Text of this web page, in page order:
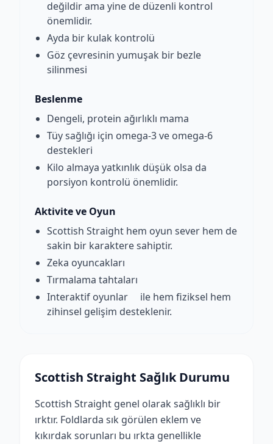
değildir ama yine de düzenli kontrol
önemlidir.
Ayda bir kulak kontrolü
Göz çevresinin yumuşak bir bezle
silinmesi
Beslenme
Dengeli, protein ağırlıklı mama
Tüy sağlığı için omega-3 ve omega-6
destekleri
Kilo almaya yatkınlık düşük olsa da
porsiyon kontrolü önemlidir.
Aktivite ve Oyun
Scottish Straight hem oyun sever hem de
sakin bir karaktere sahiptir.
Zeka oyuncakları
Tırmalama tahtaları
Interaktif oyunlar ile hem fiziksel hem
zihinsel gelişim desteklenir.
Scottish Straight Sağlık Durumu
Scottish Straight genel olarak sağlıklı bir
ırktır. Foldlarda sık görülen eklem ve
kıkırdak sorunları bu ırkta genellikle